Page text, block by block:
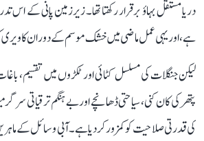
دریا مستقل بہاؤ برقرار رکھتا تھا۔ زیرزمین پانی کے اس
ہے، اور یہی عمل ماضی میں خشک موسم کے دوران کاویری کو
لیکن جنگلات کی مسلسل کٹائی اور ٹکڑوں میں تقسیم،
پتھر کی کان کنی، سیاحتی ڈھانچے اور بے ہنگم ترقیاتی
کی قدرتی صلاحیت کو کمزور کر دیا ہے۔ آبی وسائل کے